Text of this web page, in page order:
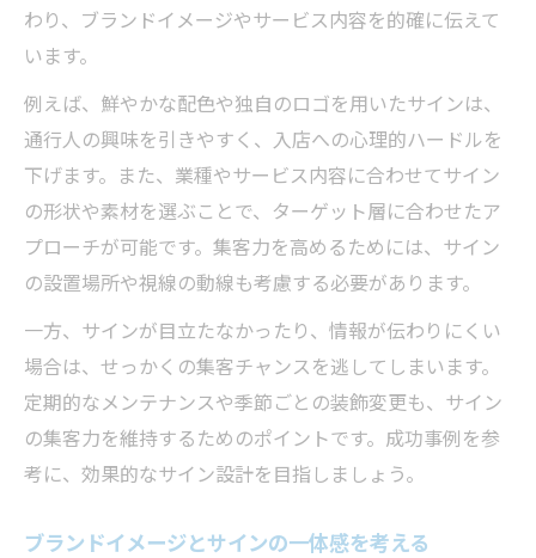
わり、ブランドイメージやサービス内容を的確に伝えて
います。
例えば、鮮やかな配色や独自のロゴを用いたサインは、
通行人の興味を引きやすく、入店への心理的ハードルを
下げます。また、業種やサービス内容に合わせてサイン
の形状や素材を選ぶことで、ターゲット層に合わせたア
プローチが可能です。集客力を高めるためには、サイン
の設置場所や視線の動線も考慮する必要があります。
一方、サインが目立たなかったり、情報が伝わりにくい
場合は、せっかくの集客チャンスを逃してしまいます。
定期的なメンテナンスや季節ごとの装飾変更も、サイン
の集客力を維持するためのポイントです。成功事例を参
考に、効果的なサイン設計を目指しましょう。
ブランドイメージとサインの一体感を考える